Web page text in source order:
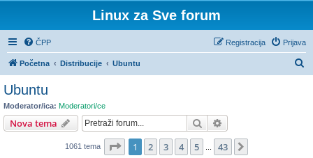
Linux za Sve forum
ČPP Prijava
Registracija
Početna Distribucije Ubuntu
Ubuntu
Moderator/ica: Moderatori/ce
Nova tema Pretražnik
1061 tema Stranica: 1/ 43.
1 2 3 4 5 43